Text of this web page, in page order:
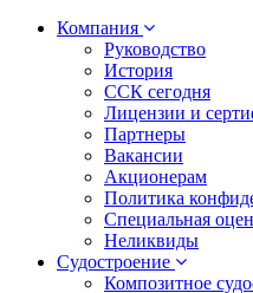
Компания
Руководство
История
ССК сегодня
Лицензии и
Партнеры
Вакансии
Акционерам
Политика
Специальная
Неликвиды
Судостроение
Композитное